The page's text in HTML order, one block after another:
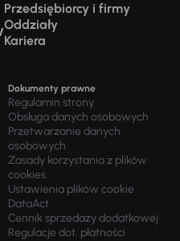
Przedsiębiorcy i firmy
Oddziały
Kariera
Dokumenty prawne
Regulamin strony
Obsługa danych osobowych
Przetwarzanie danych
osobowych
Zasady korzystania z plików
cookies
Ustawienia plików cookie
DataAct
Cennik sprzedaży dodatkowej
Regulacje dot. płatności